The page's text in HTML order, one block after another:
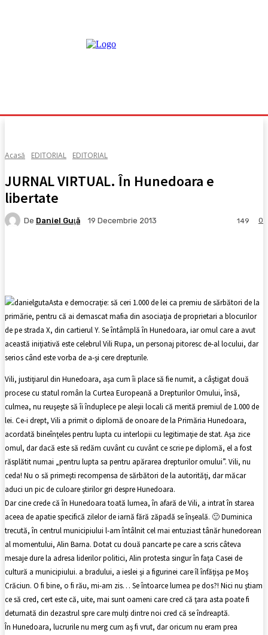
Acasă EDITORIAL EDITORIAL
JURNAL VIRTUAL. În Hunedoara e
libertate
De Daniel Guţă 19 Decembrie 2013 0
149
Asta e democraţie: să ceri 1.000 de lei ca premiu de sărbători de la
primărie, pentru că ai demascat mafia din asociaţia de proprietari a blocurilor
de pe strada X, din cartierul Y. Se întâmplă în Hunedoara, iar omul care a avut
această iniţiativă este celebrul Vili Rupa, un personaj pitoresc de-al locului, dar
serios când este vorba de a-şi cere drepturile.
Vili, justiţiarul din Hunedoara, aşa cum îi place să fie numit, a câştigat două
procese cu statul român la Curtea Europeană a Drepturilor Omului, însă,
culmea, nu reuşeşte să îi înduplece pe aleşii locali că merită premiul de 1.000 de
lei. Ce-i drept, Vili a primit o diplomă de onoare de la Primăria Hunedoara,
acordată bineînţeles pentru lupta cu interlopii cu legitimaţie de stat. Aşa zice
omul, dar dacă este să redăm cuvânt cu cuvânt ce scrie pe diplomă, el a fost
răsplătit numai „pentru lupta sa pentru apărarea drepturilor omului”. Vili, nu
ceda! Nu o să primeşti recompensa de sărbători de la autorităţi, dar măcar
aduci un pic de culoare ştirilor gri despre Hunedoara.
Dar cine crede că în Hunedoara toată lumea, în afară de Vili, a intrat în starea
aceea de apatie specifică zilelor de iarnă fără zăpadă se înşeală. 🙂 Duminica
trecută, în centrul municipiului l-am întâlnit cel mai entuziast tânăr hunedorean
al momentului, Alin Barna. Dotat cu două pancarte pe care a scris câteva
mesaje dure la adresa liderilor politici, Alin protesta singur în faţa Casei de
cultură a municipiului. a bradului, a ieslei şi a figurinei care îl înfăţişa pe Moş
Crăciun. O fi bine, o fi rău, mi-am zis… Se întoarce lumea pe dos?! Nici nu ştiam
ce să cred, cert este că, uite, mai sunt oameni care cred că ţara asta poate fi
deturnată din dezastrul spre care mulţi dintre noi cred că se îndreaptă.
În Hunedoara, lucrurile nu merg cum aş fi vrut, dar oricum nu eram prea